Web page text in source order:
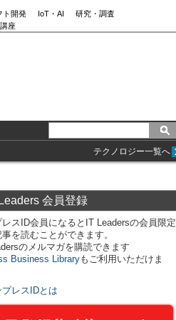
ト開発 IoT・AI
研究・調査
座
テクノロジー一覧へ
会員登録
スID会員になるとIT Leadersの会員限定
を読むことができます。
のメルマガを購読できます
Business Libraryもご利用いただけま
プレスIDとは